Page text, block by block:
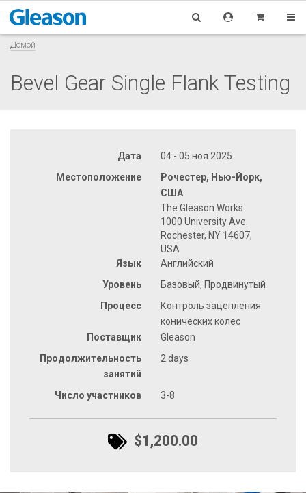
Домой
Bevel Gear Single Flank Testing
Дата
04 - 05 ноя 2025
Местоположение
Рочестер, Нью-Йорк,
США
The Gleason Works
1000 University Ave.
Rochester, NY 14607,
USA
Язык
Английский
Уровень
Базовый, Продвинутый
Процесс
Контроль зацепления
конических колес
Поставщик
Gleason
Продолжительность
занятий
2 days
Число участников 3-8
$1,200.00